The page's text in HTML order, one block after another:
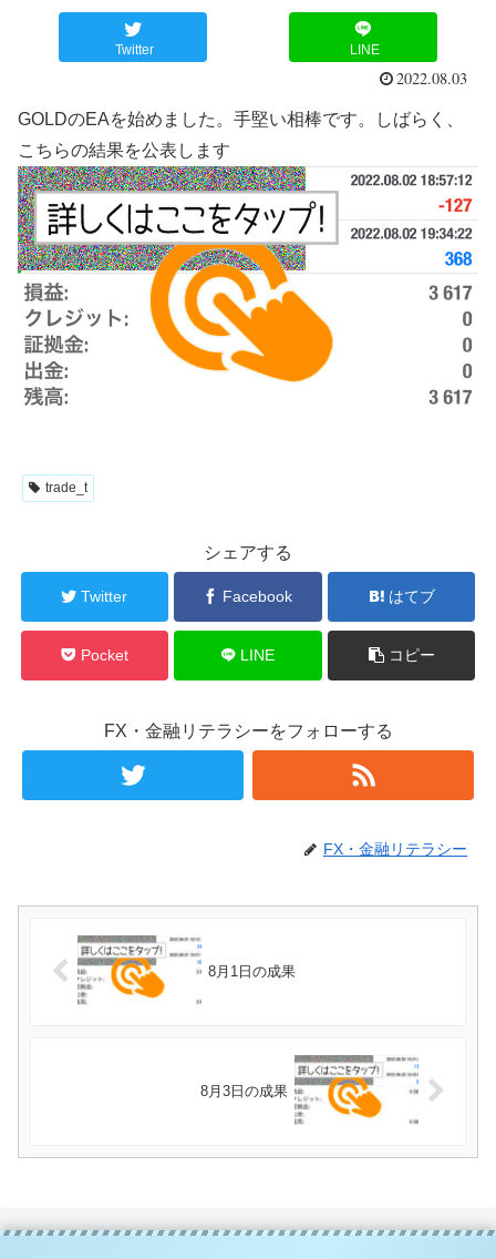
Twitter LINE
2022.08.03
GOLDのEAを始めました。手堅い相棒です。しばらく、
こちらの結果を公表します
trade_t
シェアする
Twitter Facebook はてブ
Pocket LINE コピー
FX・金融リテラシーをフォローする
FX・金融リテラシー
8月1日の成果
8月3日の成果